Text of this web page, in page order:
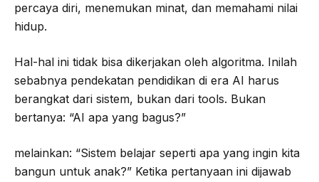
percaya diri, menemukan minat, dan memahami nilai
hidup.
Hal-hal ini tidak bisa dikerjakan oleh algoritma. Inilah
sebabnya pendekatan pendidikan di era AI harus
berangkat dari sistem, bukan dari tools. Bukan
bertanya: “AI apa yang bagus?”
melainkan: “Sistem belajar seperti apa yang ingin kita
bangun untuk anak?” Ketika pertanyaan ini dijawab